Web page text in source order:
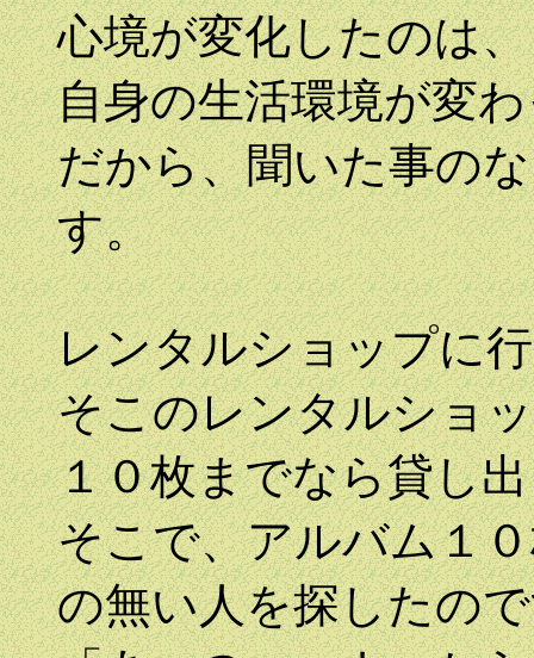
心境が変化したのは、
自身の生活環境が変
だから、聞いた事の
す。
レンタルショップに
そこのレンタルショ
１０枚までなら貸し
そこで、アルバム１
の無い人を探したの